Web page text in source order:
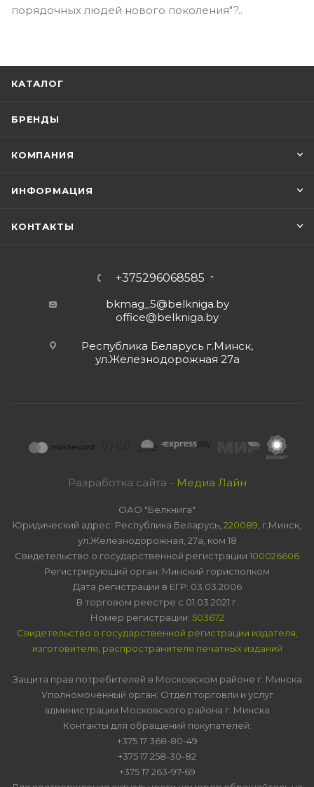
порядочных людей нового поколения"?..
КАТАЛОГ
БРЕНДЫ
КОМПАНИЯ
ИНФОРМАЦИЯ
КОНТАКТЫ
+375296068585
bkmag_5@belkniga.by
office@belkniga.by
Республика Беларусь г.Минск,
ул.Железнодорожная 27а
Разработка сайта - Медиа Лайн
ОАО "Белкнига"
Юридический адрес: Республика Беларусь, 220089 , г.Минск,
ул.Железнодорожная, 27а, ком 18
Свидетельство о государственной регистрации 100026606
Регистрирующий орган: Минский горисполком
Дата регистрации в ЕГР: 03.03.2006
В торговом реестре с 01.03.2021 г.
Номер регистрации: 503672
Свидетельство о государственной регистрации издателя,
изготовителя, распространителя печатных изданий
Защита прав потребителей в Московском районе г. Минска
Уполномоченный орган: Отдел торговли и услуг
администрации Московского района г. Минска
Контакты для обращений покупателей:
+375 17 368-80-49
+375 17 258-30-82
+375 17 263-97-69